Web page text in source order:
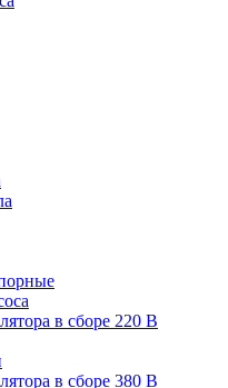
в сборе 220 В
в сборе 380 В